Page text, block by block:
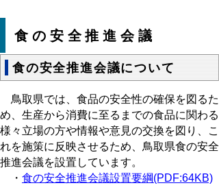
食の安全推進会議
食の安全推進会議について
鳥取県では、食品の安全性の確保を図るた
め、生産から消費に至るまでの食品に関わる
様々立場の方や情報や意見の交換を図り、こ
れを施策に反映させるため、鳥取県食の安全
推進会議を設置しています。
・ 食の安全推進会議設置要綱(PDF:64KB)